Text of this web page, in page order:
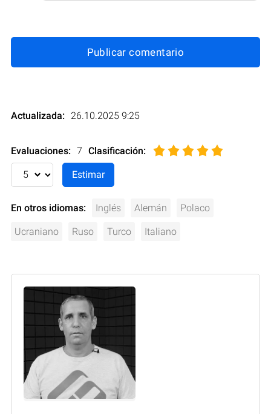
Publicar comentario
Actualizada: 26.10.2025 9:25
Evaluaciones: 7 Clasificación:
En otros idiomas: Inglés Alemán Polaco
Ucraniano Ruso Turco Italiano